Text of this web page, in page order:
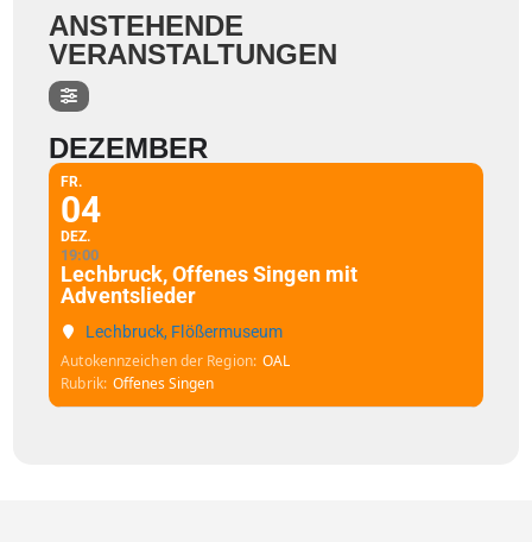
ANSTEHENDE
VERANSTALTUNGEN
DEZEMBER
FR.
04
DEZ.
19:00
Lechbruck, Offenes Singen mit
Adventslieder
Lechbruck, Flößermuseum
Autokennzeichen der Region OAL
Rubrik Offenes Singen